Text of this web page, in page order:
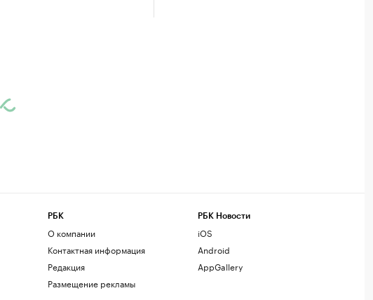
РБК
О компании
Контактная информация
Редакция
Размещение рекламы
РБК Новости
iOS
Android
AppGallery